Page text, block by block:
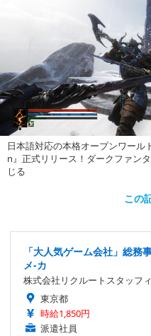
日本語対応の本格オープンワール
n』正式リリース！ダークファン
じる
この
「大人気ゲーム会社」総
メ-カ
株式会社リクルートスタッフ
東京都
時給1,850円
派遣社員